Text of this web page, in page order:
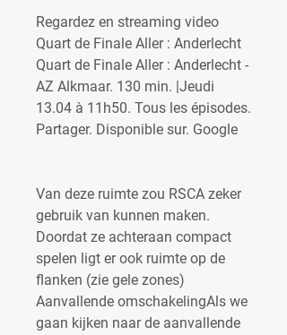
Regardez en streaming video
Quart de Finale Aller : Anderlecht
Quart de Finale Aller : Anderlecht -
AZ Alkmaar. 130 min. |Jeudi
13.04 à 11h50. Tous les épisodes.
Partager. Disponible sur. Google
Van deze ruimte zou RSCA zeker
gebruik van kunnen maken.
Doordat ze achteraan compact
spelen ligt er ook ruimte op de
flanken (zie gele zones)
Aanvallende omschakelingAls we
gaan kijken naar de aanvallende